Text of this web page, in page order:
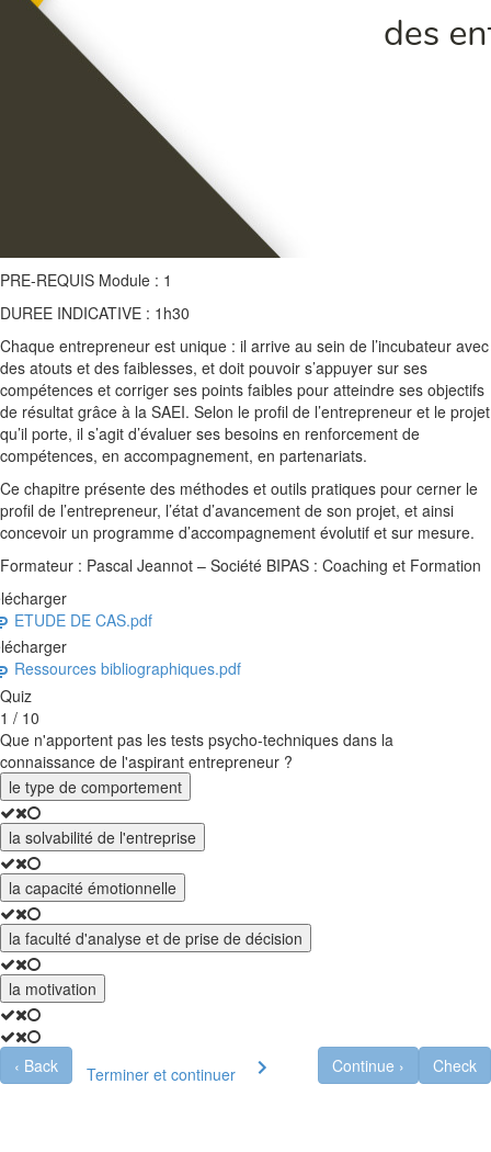
PRE-REQUIS Module : 1
DUREE INDICATIVE : 1h30
Chaque entrepreneur est unique : il arrive au sein de l’incubateur avec
des atouts et des faiblesses, et doit pouvoir s’appuyer sur ses
compétences et corriger ses points faibles pour atteindre ses objectifs
de résultat grâce à la SAEI. Selon le profil de l’entrepreneur et le projet
qu’il porte, il s’agit d’évaluer ses besoins en renforcement de
compétences, en accompagnement, en partenariats.
Ce chapitre présente des méthodes et outils pratiques pour cerner le
profil de l’entrepreneur, l’état d’avancement de son projet, et ainsi
concevoir un programme d’accompagnement évolutif et sur mesure.
Formateur : Pascal Jeannot – Société BIPAS : Coaching et Formation
ETUDE DE CAS.pdf
Ressources bibliographiques.pdf
Quiz
1 / 10
Que n'apportent pas les tests psycho-techniques dans la
connaissance de l'aspirant entrepreneur ?
le type de comportement
la solvabilité de l'entreprise
la capacité émotionnelle
la faculté d'analyse et de prise de décision
la motivation
Check
Continue ›
‹ Back Terminer et continuer